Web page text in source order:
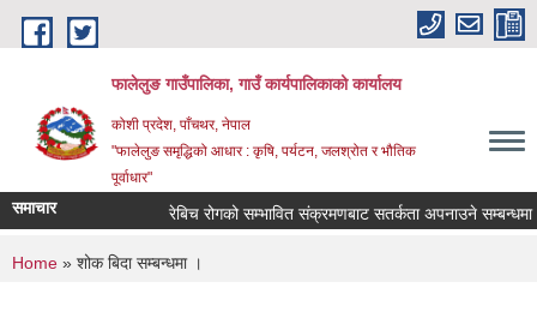
Skip to main content
फालेलुङ गाउँपालिका, गाउँ कार्यपालिकाको कार्यालय
कोशी प्रदेश, पाँचथर, नेपाल
"फालेलुङ समृद्धिको आधार : कृषि, पर्यटन, जलश्रोत र भौतिक
पूर्वाधार"
समाचार रेबिच रोगको सम्भावित संक्रमणबाट सतर्कता अपनाउने सम्बन्धमा ।
You are here
Home » शोक बिदा सम्बन्धमा ।